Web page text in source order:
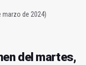
marzo de 2024)
del martes,